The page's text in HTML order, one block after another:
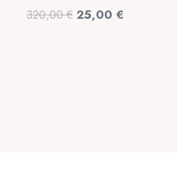
320,00€ Original
25,00 €